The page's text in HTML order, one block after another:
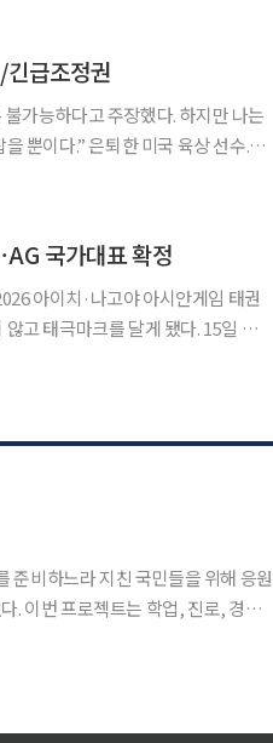
급조정권
미국 육상 선수.
국가대표 확정
아이치·나고야 아시안게임 태권
극마크를 달게 됐다. 15일 연
준비하느라 지친 국민들을 위해 응원
제